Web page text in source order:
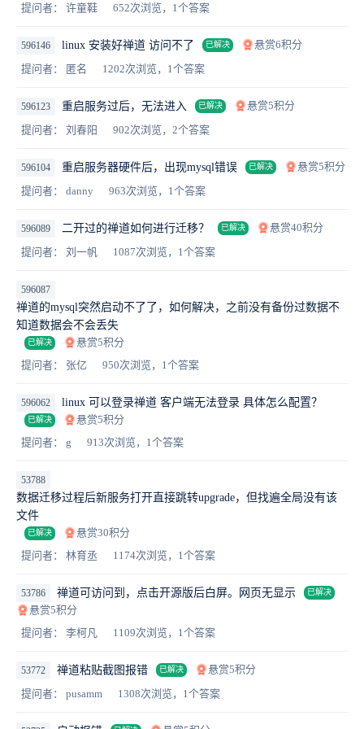
提问者： 许童鞋 652次浏览，1个答案
596146 linux 安装好禅道 访问不了 已解决
悬赏6积分
提问者： 匿名
1202次浏览，1个答案
596123 重启服务过后，无法进入 已解决
悬赏5积分
提问者： 刘春阳
902次浏览，2个答案
596104 重启服务器硬件后，出现mysql错误 已解决
悬赏5积分
提问者： danny
963次浏览，1个答案
596089 二开过的禅道如何进行迁移？ 已解决
悬赏40积分
提问者： 刘一帆
1087次浏览，1个答案
596087
禅道的mysql突然启动不了了，如何解决，之前没有备份过数据不
知道数据会不会丢失
已解决
悬赏5积分
提问者： 张亿
950次浏览，1个答案
596062 linux 可以登录禅道 客户端无法登录 具体怎么配置？
已解决
悬赏5积分
提问者： g
913次浏览，1个答案
53788
数据迁移过程后新服务打开直接跳转upgrade，但找遍全局没有该
文件
已解决
悬赏30积分
提问者： 林育丞
1174次浏览，1个答案
53786 禅道可访问到，点击开源版后白屏。网页无显示 已解决
悬赏5积分
提问者： 李柯凡
1109次浏览，1个答案
53772 禅道粘贴截图报错 已解决
悬赏5积分
提问者： pusamm
1308次浏览，1个答案